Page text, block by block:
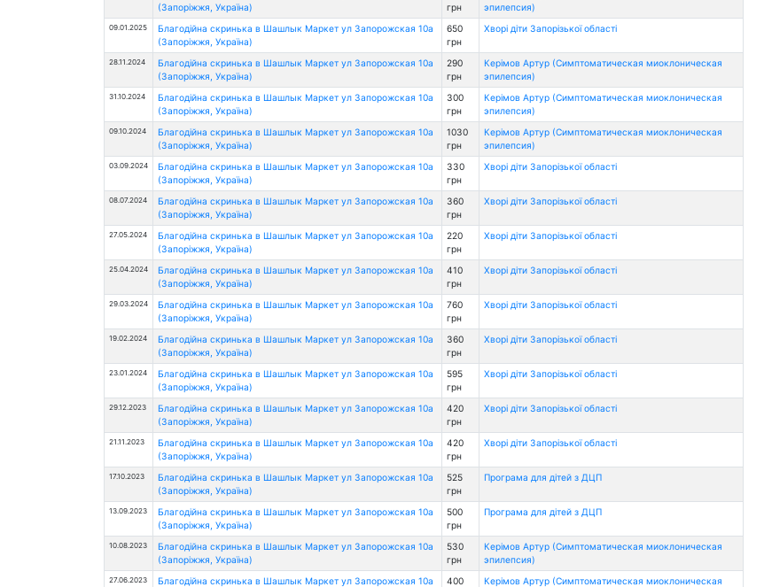
(Запоріжжя, Україна)
грн
эпилепсия)
09.01.2025
Благодійна скринька в Шашлык Маркет ул Запорожская 10а
(Запоріжжя, Україна)
650
грн
Хворі діти Запорізької області
28.11.2024
Благодійна скринька в Шашлык Маркет ул Запорожская 10а
(Запоріжжя, Україна)
290
грн
Керімов Артур (Симптоматическая миоклоническая
эпилепсия)
31.10.2024
Благодійна скринька в Шашлык Маркет ул Запорожская 10а
(Запоріжжя, Україна)
300
грн
Керімов Артур (Симптоматическая миоклоническая
эпилепсия)
09.10.2024
Благодійна скринька в Шашлык Маркет ул Запорожская 10а
(Запоріжжя, Україна)
1030
грн
Керімов Артур (Симптоматическая миоклоническая
эпилепсия)
03.09.2024
Благодійна скринька в Шашлык Маркет ул Запорожская 10а
(Запоріжжя, Україна)
330
грн
Хворі діти Запорізької області
08.07.2024
Благодійна скринька в Шашлык Маркет ул Запорожская 10а
(Запоріжжя, Україна)
360
грн
Хворі діти Запорізької області
27.05.2024
Благодійна скринька в Шашлык Маркет ул Запорожская 10а
(Запоріжжя, Україна)
220
грн
Хворі діти Запорізької області
25.04.2024
Благодійна скринька в Шашлык Маркет ул Запорожская 10а
(Запоріжжя, Україна)
410
грн
Хворі діти Запорізької області
29.03.2024
Благодійна скринька в Шашлык Маркет ул Запорожская 10а
(Запоріжжя, Україна)
760
грн
Хворі діти Запорізької області
19.02.2024
Благодійна скринька в Шашлык Маркет ул Запорожская 10а
(Запоріжжя, Україна)
360
грн
Хворі діти Запорізької області
23.01.2024
Благодійна скринька в Шашлык Маркет ул Запорожская 10а
(Запоріжжя, Україна)
595
грн
Хворі діти Запорізької області
29.12.2023
Благодійна скринька в Шашлык Маркет ул Запорожская 10а
(Запоріжжя, Україна)
420
грн
Хворі діти Запорізької області
21.11.2023
Благодійна скринька в Шашлык Маркет ул Запорожская 10а
(Запоріжжя, Україна)
420
грн
Хворі діти Запорізької області
17.10.2023
Благодійна скринька в Шашлык Маркет ул Запорожская 10а
(Запоріжжя, Україна)
525
грн
Програма для дітей з ДЦП
13.09.2023
Благодійна скринька в Шашлык Маркет ул Запорожская 10а
(Запоріжжя, Україна)
500
грн
Програма для дітей з ДЦП
10.08.2023
Благодійна скринька в Шашлык Маркет ул Запорожская 10а
(Запоріжжя, Україна)
530
грн
Керімов Артур (Симптоматическая миоклоническая
эпилепсия)
27.06.2023
Благодійна скринька в Шашлык Маркет ул Запорожская 10а
400
Керімов Артур (Симптоматическая миоклоническая